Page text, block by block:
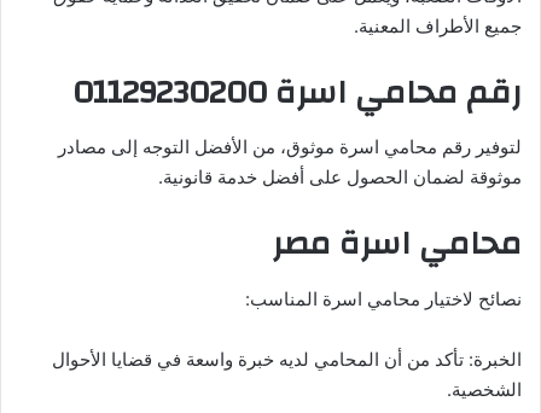
جميع الأطراف المعنية.
رقم محامي اسرة 01129230200
لتوفير رقم محامي اسرة موثوق، من الأفضل التوجه إلى مصادر
موثوقة لضمان الحصول على أفضل خدمة قانونية.
محامي اسرة مصر
نصائح لاختيار محامي اسرة المناسب:
الخبرة: تأكد من أن المحامي لديه خبرة واسعة في قضايا الأحوال
الشخصية.